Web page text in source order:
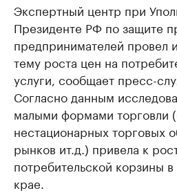
Экспертный центр при
Президенте РФ по защите
предпринимателей провел
тему роста цен на
услуги, сообщает пресс-
Согласно данным
малыми формами торговли
нестационарных торговых
рынков ит.д.) привела к
потребительской корзины
крае.